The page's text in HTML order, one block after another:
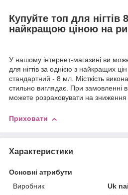
Купуйте топ для нігтів
найкращою ціною на
У нашому інтернет-магазині ви
для нігтів за однією з найкращих
стандартний - 8 мл. Місткість
стильно виглядає. При замовленні
можете розраховувати на зниження
Приховати
Характеристики
Основні атрибути
Виробник
Uk